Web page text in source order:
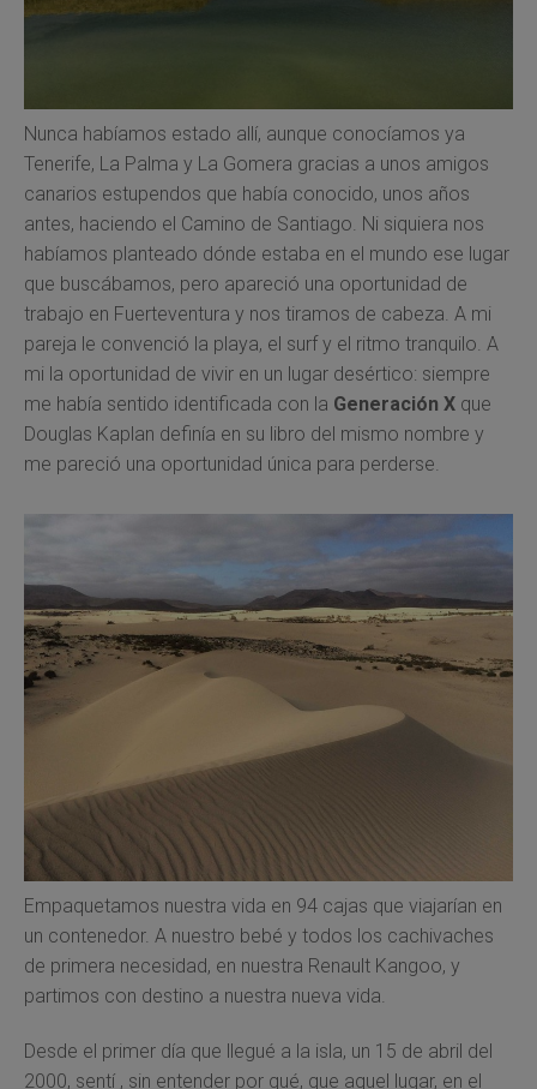
Nunca habíamos estado allí, aunque conocíamos ya
Tenerife, La Palma y La Gomera gracias a unos amigos
canarios estupendos que había conocido, unos años
antes, haciendo el Camino de Santiago. Ni siquiera nos
habíamos planteado dónde estaba en el mundo ese lugar
que buscábamos, pero apareció una oportunidad de
trabajo en Fuerteventura y nos tiramos de cabeza. A mi
pareja le convenció la playa, el surf y el ritmo tranquilo. A
mi la oportunidad de vivir en un lugar desértico: siempre
me había sentido identificada con la Generación X que
Douglas Kaplan definía en su libro del mismo nombre y
me pareció una oportunidad única para perderse.
Empaquetamos nuestra vida en 94 cajas que viajarían en
un contenedor. A nuestro bebé y todos los cachivaches
de primera necesidad, en nuestra Renault Kangoo, y
partimos con destino a nuestra nueva vida.
Desde el primer día que llegué a la isla, un 15 de abril del
2000, sentí , sin entender por qué, que aquel lugar, en el